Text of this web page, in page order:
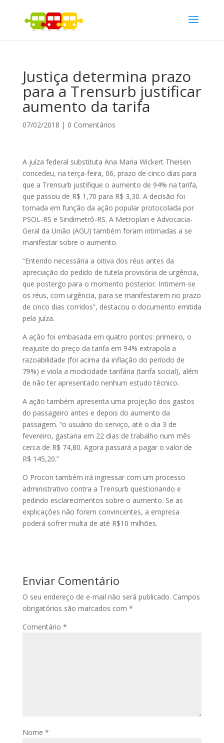
Justiça determina prazo
para a Trensurb justificar
aumento da tarifa
07/02/2018 | 0 Comentários
A juíza federal substituta Ana Maria Wickert Theisen
concedeu, na terça-feira, 06, prazo de cinco dias para
que a Trensurb justifique o aumento de 94% na tarifa,
que passou de R$ 1,70 para R$ 3,30. A decisão foi
tomada em função da ação popular protocolada por
PSOL-RS e Sindimetrô-RS. A Metroplan e Advocacia-
Geral da União (AGU) também foram intimadas a se
manifestar sobre o aumento.
“Entendo necessária a oitiva dos réus antes da
apreciação do pedido de tutela provisória de urgência,
que postergo para o momento posterior. Intimem-se
os réus, com urgência, para se manifestarem no prazo
de cinco dias corridos”, destacou o documento emitida
pela juíza.
A ação foi embasada em quatro pontos: primeiro, o
reajuste do preço da tarifa em 94% extrapola a
razoabilidade (foi acima da inflação do período de
79%) e viola a modicidade tarifária (tarifa social), além
de não ter apresentado nenhum estudo técnico.
A ação também apresenta uma projeção dos gastos
do passageiro antes e depois do aumento da
passagem. “o usuário do serviço, até o dia 3 de
fevereiro, gastaria em 22 dias de trabalho num mês
cerca de R$ 74,80. Agora passará a pagar o valor de
R$ 145,20.”
O Procon também irá ingressar com um processo
administrativo contra a Trensurb questionando e
pedindo esclarecimentos sobre o aumento. Se as
explicações não forem convincentes, a empresa
poderá sofrer multa de até R$10 milhões.
Enviar Comentário
O seu endereço de e-mail não será publicado. Campos
obrigatórios são marcados com *
Comentário *
Nome *